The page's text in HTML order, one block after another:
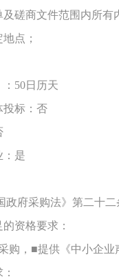
磋商文件范围内所有
点；
50日历天
投标：否
：是
府采购法》第二十二
资格要求：
购， ■提供《中小企业